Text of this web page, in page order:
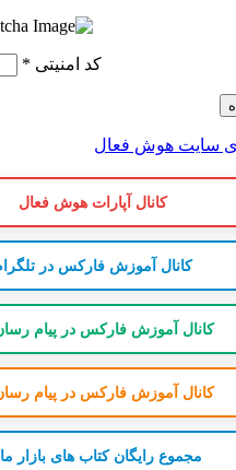
کد امنیتی *
کانال آپارات هوش فعال
کانال آموزش فارکس در تلگرام
کانال آموزش فارکس در پیام رسان بله
کانال آموزش فارکس در پیام رسان ایتا
مجموع رایگان کتاب های بازار مالی